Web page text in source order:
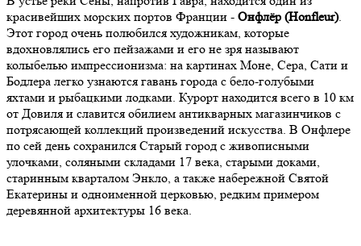
красивейших морских портов Франции - Онфлёр (Honfleur).
Этот город очень полюбился художникам, которые
вдохновлялись его пейзажами и его не зря называют
колыбелью импрессионизма: на картинах Моне, Сера, Сати и
Бодлера легко узнаются гавань города с бело-голубыми
яхтами и рыбацкими лодками. Курорт находится всего в 10 км
от Довиля и славится обилием антикварных магазинчиков с
потрясающей коллекций произведений искусства. В Онфлере
по сей день сохранился Старый город с живописными
улочками, соляными складами 17 века, старыми доками,
старинным кварталом Энкло, а также набережной Святой
Екатерины и одноименной церковью, редким примером
деревянной архитектуры 16 века.